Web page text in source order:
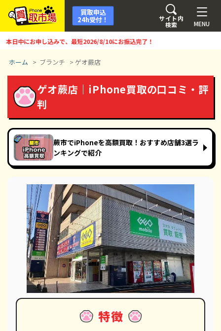
MENU
サイト内
検索
買取申込
24h受付！
にお申し込みで、最短2026/8/10にお振込完了！
ホーム > ブランチ > ゲオ蕨店
ゲオ蕨店｜iPhone買取の口コミ・評
判
蕨市でiPhoneを高額買取！おすすめ店舗3選ラ
ンキングで紹介